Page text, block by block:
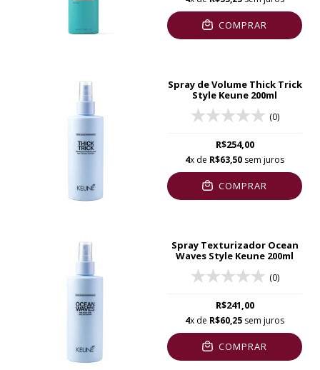
COMPRAR
Spray de Volume Thick Trick
Style Keune 200ml
(0)
R$254,00
4x de R$63,50 sem juros
COMPRAR
Spray Texturizador Ocean
Waves Style Keune 200ml
(0)
R$241,00
4x de R$60,25 sem juros
COMPRAR